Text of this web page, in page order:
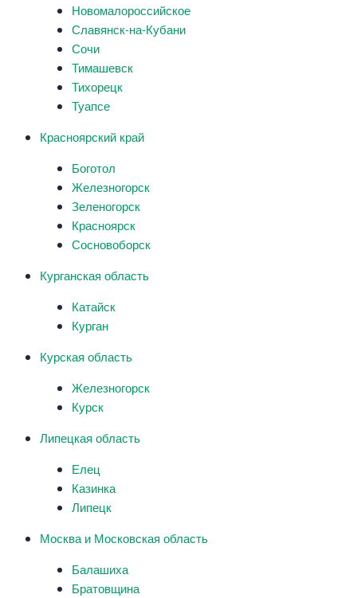
Новомалороссийское
Славянск-на-Кубани
Сочи
Тимашевск
Тихорецк
Туапсе
Красноярский край
Боготол
Железногорск
Зеленогорск
Красноярск
Сосновоборск
Курганская область
Катайск
Курган
Курская область
Железногорск
Курск
Липецкая область
Елец
Казинка
Липецк
Москва и Московская область
Балашиха
Братовщина